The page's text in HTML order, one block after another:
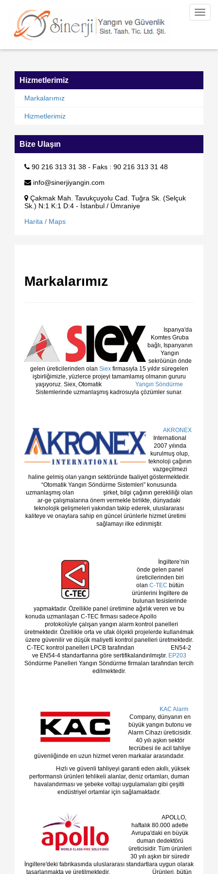
Hizmetlerimiz
Markalarımız
Hizmetlerimiz
Bize Ulaşın
90 216 313 31 38 - Faks : 90 216 313 31 48
info@sinerjiyangin.com
Çakmak Mah. Tavukçuyolu Cad. Tuğra Sk. (Selçuk
Sk.) N:1 K:1 D:4 - İstanbul / Ümraniye
Harita / Maps
Markalarımız
Ispanya'da
Komtes Gruba
bağlı, Ispanyanın
Yangın
sekröünün önde
gelen üreticilerinden olan Siex firmasıyla 15 yıldır süregelen
işbirliğimizle, yüzlerce projeyi tamamlamış olmanın gururu
yaşıyoruz. Siex, Otomatik Yangın Söndürme
Sistemlerinde uzmanlaşmış kadrosuyla çözümler sunar.
AKRONEX
International
2007 yılında
kurulmuş olup,
teknoloji çağının
vazgeçilmezi
haline gelmiş olan yangın sektöründe faaliyet göstermektedir.
“Otomatik Yangın Söndürme Sistemleri” konusunda
uzmanlaşmış olan şirket, bilgi çağının gerekliliği olan
ar-ge çalışmalarına önem vermekle birlikte, dünyadaki
teknolojik gelişmeleri yakından takip ederek, uluslararası
kaliteye ve onaylara sahip en güncel ürünlerle hizmet üretimi
sağlamayı ilke edinmiştir.
İngiltere’nin
önde gelen panel
üreticilerinden biri
olan C-TEC bütün
ürünlerini İngiltere de
bulunan tesislerinde
yapmaktadır. Özellikle panel üretimine ağırlık veren ve bu
konuda uzmanlaşan C-TEC firması sadece Apollo
protokolüyle çalışan yangın alarm kontrol panelleri
üretmektedir. Özellikle orta ve ufak ölçekli projelerde kullanılmak
üzere güvenilir ve düşük maliyetli kontrol panelleri üretmektedir.
C-TEC kontrol panelleri LPCB tarafından EN54-2
ve EN54-4 standartlarına göre sertifikalandırılmıştır. EP203
Söndürme Panelleri Yangın Söndürme firmaları tarafından tercih
edilmektedir.
KAC Alarm
Company, dünyanın en
büyük yangın butonu ve
Alarm Cihazı üreticisidir.
40 yılı aşkın sektör
tecrübesi ile acil tahliye
güvenliğinde en uzun hizmet veren markalar arasındadır.
Hızlı ve güvenli tahliyeyi garanti eden akıllı, yüksek
performanslı ürünleri tehlikeli alanlar, deniz ortamları, duman
havalandırması ve şebeke voltajı uygulamaları gibi çeşitli
endüstriyel ortamlar için sağlamaktadır.
APOLLO,
haftalık 80.000 adetle
Avrupa'daki en büyük
duman dedektörü
üreticisidir. Tüm ürünleri
30 yılı aşkın bir süredir
İngiltere'deki fabrikasında uluslararası standartlara uygun olarak
tasarlanmakta ve üretilmektedir. Ürünleri, bütün